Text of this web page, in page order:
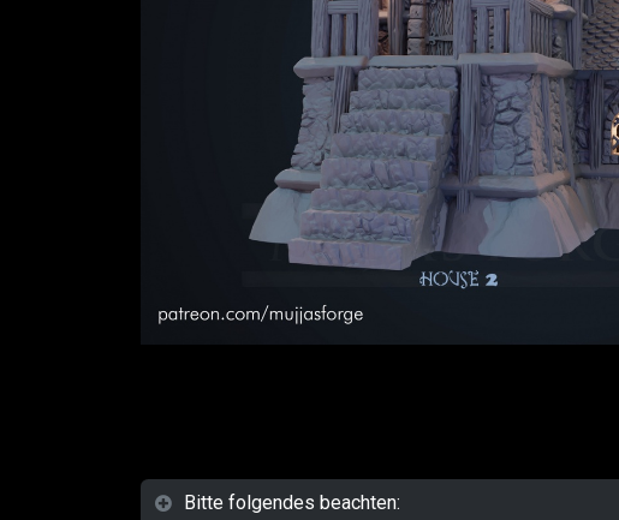
Bitte folgendes beachten: